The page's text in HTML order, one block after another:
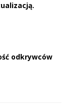
odkrywców